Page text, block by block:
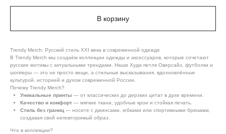
В корзину
Trendy Merch: Русский стиль XXI века в современной одежде
В Trendy Merch мы создаём коллекции одежды и аксессуаров, которые сочетают
русские мотивы с актуальными трендами. Наши Худи петля Оверсайз, футболки и
шопперы — это не просто вещи, а стильные высказывания, вдохновлённые
культурой, историей и духом современной России.
Почему Trendy Merch?
Уникальные принты — от классических до дерзких цитат в духе времени.
Качество и комфорт — мягкие ткани, удобные крои и стойкая печать.
Стиль без границ — носите с джинсами, юбками или спортивными брюками,
создавая свой неповторимый образ.
Что в коллекции?